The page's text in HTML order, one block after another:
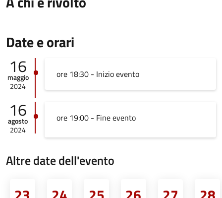
Date e orari
16
maggio
2024
ore 18:30 - Inizio evento
16
agosto
2024
ore 19:00 - Fine evento
Altre date dell'evento